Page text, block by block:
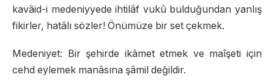
kavâid-i medeniyyede ihtilâf vukû bulduğundan yanlış
fikirler, hatâlı sözler! Önümüze bir set çekmek.
Medeniyet: Bir şehirde ikâmet etmek ve maîşeti için
cehd eylemek manâsına şâmil değildir.